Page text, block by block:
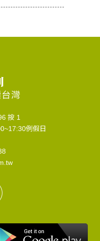
按 1
例假日